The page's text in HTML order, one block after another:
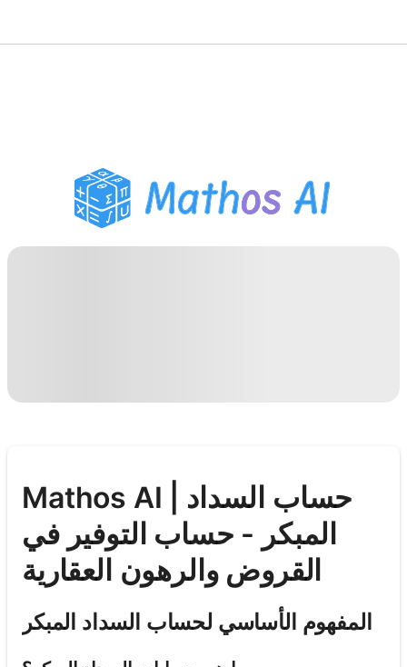
مساعد واجبات PDF
أدوات الدراسة
Mathos AI | حساب السداد
المبكر - حساب التوفير في
القروض والرهون العقارية
المفهوم الأساسي لحساب السداد المبكر